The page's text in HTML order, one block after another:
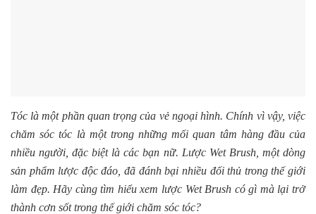
Tóc là một phần quan trọng của vẻ ngoại hình. Chính vì vậy, việc
chăm sóc tóc là một trong những mối quan tâm hàng đầu của
nhiều người, đặc biệt là các bạn nữ. Lược Wet Brush, một dòng
sản phẩm lược độc đáo, đã đánh bại nhiều đối thủ trong thế giới
làm đẹp. Hãy cùng tìm hiểu xem lược Wet Brush có gì mà lại trở
thành cơn sốt trong thế giới chăm sóc tóc?